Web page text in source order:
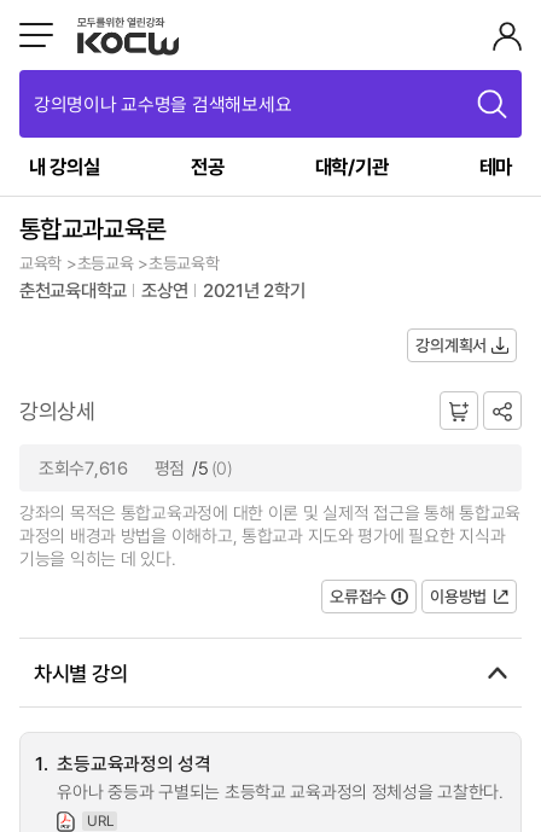
강의명이나 교수명을 검색해보세요
내 강의실 전공 대학/기관 테마
통합교과교육론
교육학 >초등교육 >초등교육학
춘천교육대학교 조상연 2021년 2학기
강의계획서
강의상세
조회수7,616 평점 /5 (0)
강좌의 목적은 통합교육과정에 대한 이론 및 실제적 접근을 통해 통합교육
과정의 배경과 방법을 이해하고, 통합교과 지도와 평가에 필요한 지식과
기능을 익히는 데 있다.
오류접수
이용방법
차시별 강의
1. 초등교육과정의 성격
유아나 중등과 구별되는 초등학교 교육과정의 정체성을 고찰한다.
URL